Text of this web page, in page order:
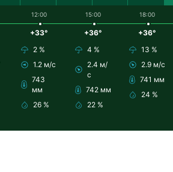
12:00
+33°
2 %
1.2 м/с
743
мм
26 %
15:00
+36°
4 %
2.4 м/
с
742 мм
22 %
18:00
+36°
13 %
2.9 м/с
741 мм
24 %